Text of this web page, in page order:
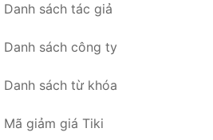
Danh sách tác giả
Danh sách công ty
Danh sách từ khóa
Mã giảm giá Tiki